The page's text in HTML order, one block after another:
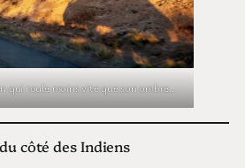
qui roule moins vite que son ombre…
côté des Indiens